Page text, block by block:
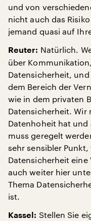
und von
nicht auch das
jemand quasi auf
Reuter: Natürlich.
über
Datensicherheit,
dem Bereich der
wie in dem privaten
Datensicherheit. Wir
Datenhoheit hat und
muss geregelt
sehr sensibler
Datensicherheit
auch weiter hier
Thema
ist.
Kassel: Stellen Sie